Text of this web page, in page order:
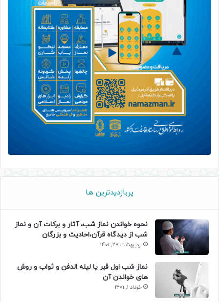
پربازدیدترین ها
نحوه خواندن نماز شب، آثار و برکات آن و نماز
شب از دیدگاه قرآن،احادیث و بزرگان
اردیبهشت 27, 1401
نماز شب اول قبر یا لیله الدفن و ثواب و روش
های خواندن آن
خرداد 1, 1401